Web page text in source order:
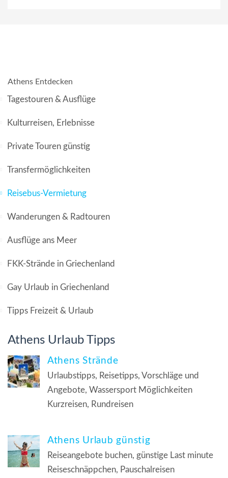
Athens Entdecken
Tagestouren & Ausflüge
Kulturreisen, Erlebnisse
Private Touren günstig
Transfermöglichkeiten
Reisebus-Vermietung
Wanderungen & Radtouren
Ausflüge ans Meer
FKK-Strände in Griechenland
Gay Urlaub in Griechenland
Tipps Freizeit & Urlaub
Athens Urlaub Tipps
Athens Strände
Urlaubstipps, Reisetipps, Vorschläge und
Angebote, Wassersport Möglichkeiten
Kurzreisen, Rundreisen
Athens Urlaub günstig
Reiseangebote buchen, günstige Last minute
Reiseschnäppchen, Pauschalreisen